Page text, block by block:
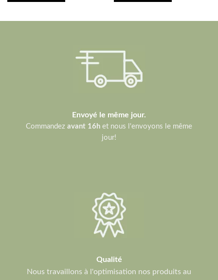
Envoyé le même jour.
Commandez avant 16h et nous l'envoyons le même
jour!
Qualité
Nous travaillons à l'optimisation nos produits au